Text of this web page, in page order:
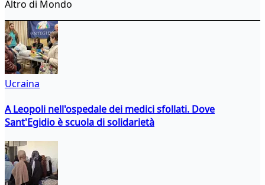
Altro di Mondo
Ucraina
A Leopoli nell'ospedale dei medici sfollati. Dove
Sant'Egidio è scuola di solidarietà